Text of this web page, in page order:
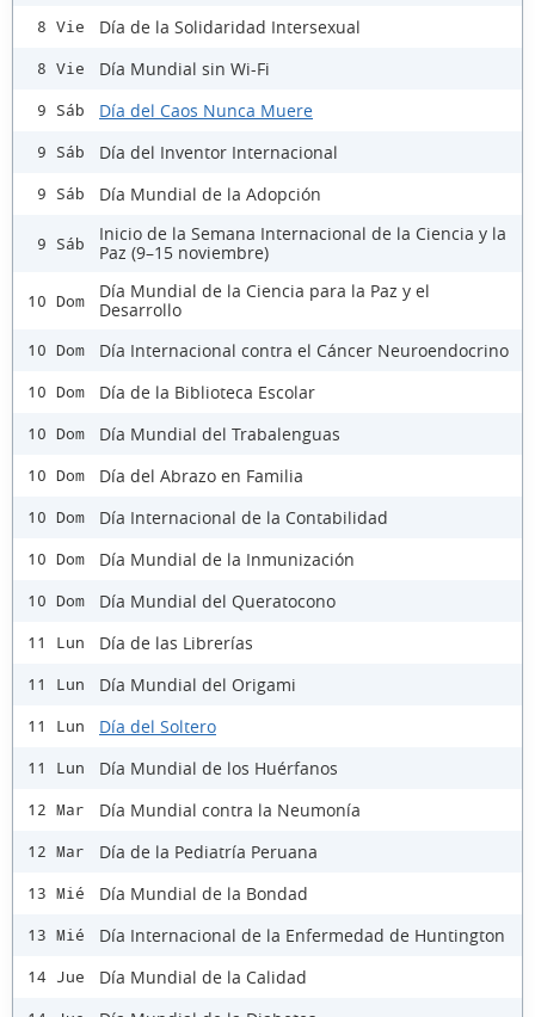
8 Vie Día de la Solidaridad Intersexual
8 Vie Día Mundial sin Wi-Fi
9 Sáb Día del Caos Nunca Muere
9 Sáb Día del Inventor Internacional
9 Sáb Día Mundial de la Adopción
9 Sáb
Inicio de la Semana Internacional de la Ciencia y la
Paz (9–15 noviembre)
10 Dom
Día Mundial de la Ciencia para la Paz y el
Desarrollo
10 Dom Día Internacional contra el Cáncer Neuroendocrino
10 Dom Día de la Biblioteca Escolar
10 Dom Día Mundial del Trabalenguas
10 Dom Día del Abrazo en Familia
10 Dom Día Internacional de la Contabilidad
10 Dom Día Mundial de la Inmunización
10 Dom Día Mundial del Queratocono
11 Lun Día de las Librerías
11 Lun Día Mundial del Origami
11 Lun Día del Soltero
11 Lun Día Mundial de los Huérfanos
12 Mar Día Mundial contra la Neumonía
12 Mar Día de la Pediatría Peruana
13 Mié Día Mundial de la Bondad
13 Mié Día Internacional de la Enfermedad de Huntington
14 Jue Día Mundial de la Calidad